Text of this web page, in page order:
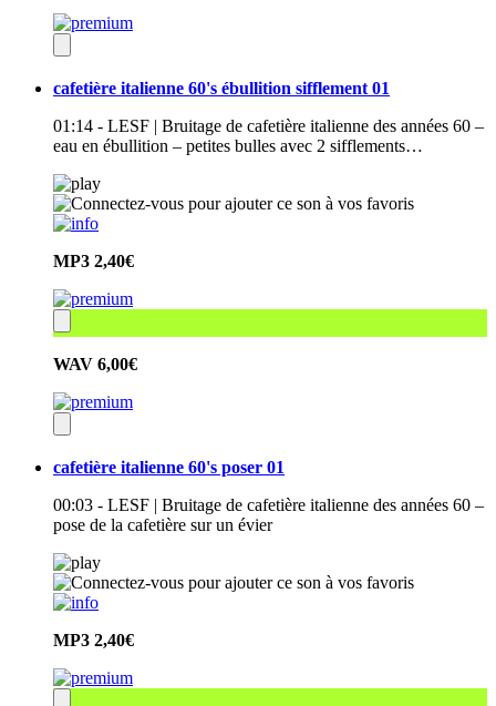
cafetière italienne 60's ébullition sifflement 01
01:14 - LESF | Bruitage de cafetière italienne des années 60 –
eau en ébullition – petites bulles avec 2 sifflements…
MP3 2,40€
WAV 6,00€
cafetière italienne 60's poser 01
00:03 - LESF | Bruitage de cafetière italienne des années 60 –
pose de la cafetière sur un évier
MP3 2,40€